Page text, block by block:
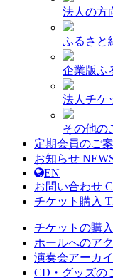
法人の方
ふるさと
企業版ふ
法人チケ
その他の
定期会員のご
お知らせ
EN
お問い合わせ
チケット購入
チケットの購
ホールへのア
演奏会アーカ
CD・グッズの